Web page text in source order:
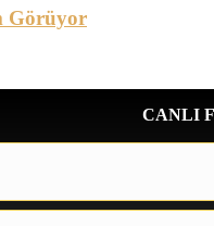
Görüyor
CANLI